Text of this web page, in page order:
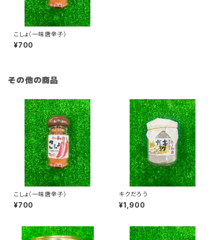
こしょ（一味唐辛子）
¥700
その他の商品
こしょ（一味唐辛子）
¥700
キクだろう
¥1,900